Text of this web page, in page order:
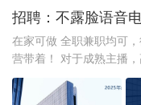
招聘：不露脸语音
在家可做 全职兼职均可
营带着！ 对于成熟主播，